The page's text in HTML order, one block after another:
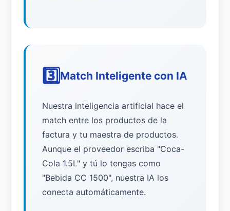
3️⃣Match Inteligente con IA
Nuestra inteligencia artificial hace el
match entre los productos de la
factura y tu maestra de productos.
Aunque el proveedor escriba "Coca-
Cola 1.5L" y tú lo tengas como
"Bebida CC 1500", nuestra IA los
conecta automáticamente.